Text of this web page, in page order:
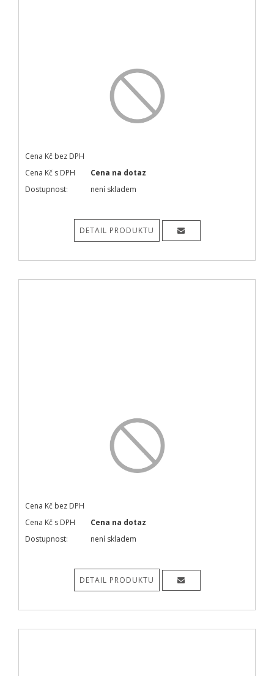
Cena Kč bez DPH
Cena Kč s DPH
Cena na dotaz
Dostupnost:
není skladem
DETAIL PRODUKTU
Cena Kč bez DPH
Cena Kč s DPH
Cena na dotaz
Dostupnost:
není skladem
DETAIL PRODUKTU